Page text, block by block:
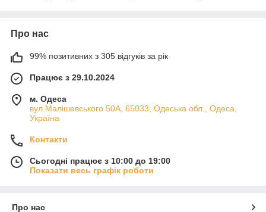
Про нас
99% позитивних з 305 відгуків за рік
Працює з 29.10.2024
м. Одеса
вул.Малішевського 50А, 65033, Одеська обл., Одеса,
Україна
Контакти
Сьогодні працює з 10:00 до 19:00
Показати весь графік роботи
Про нас